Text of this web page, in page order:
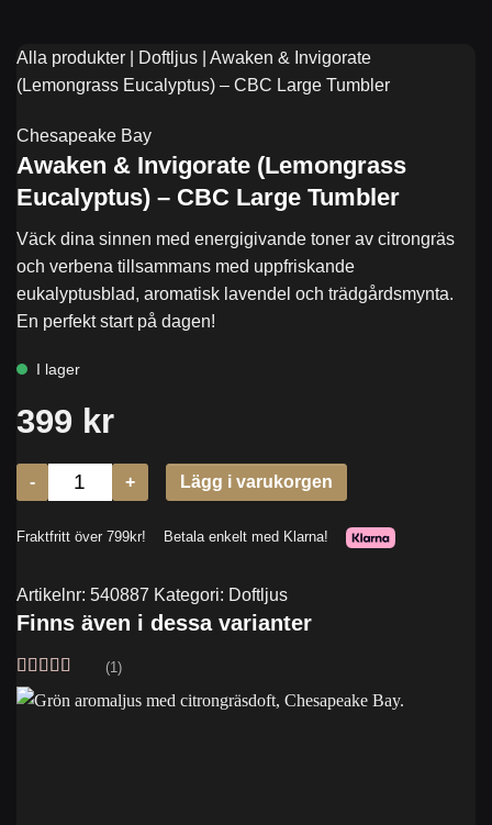
Alla produkter Doftljus
Awaken & Invigorate
(Lemongrass Eucalyptus) – CBC Large Tumbler
Chesapeake Bay
Awaken & Invigorate (Lemongrass
Eucalyptus) – CBC Large Tumbler
Väck dina sinnen med energigivande toner av citrongräs
och verbena tillsammans med uppfriskande
eukalyptusblad, aromatisk lavendel och trädgårdsmynta.
En perfekt start på dagen!
Artikelnr: 540887 Kategori: Doftljus
Finns även i dessa varianter
Betygsatt
av 5
(1)